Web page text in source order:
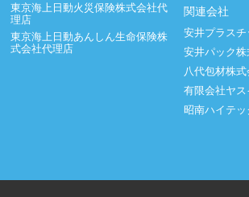
東京海上日動火災保険株式会社代
理店
東京海上日動あんしん生命保険株
式会社代理店
関連会社
安井プラス
安井パック株
八代包材株式
有限会社ヤ
昭南ハイテ